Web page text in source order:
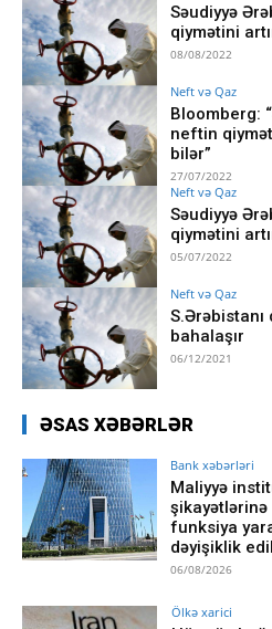
Səudiyyə
qiymətini
08/08/2022
Neft və Qaz
Bloomberg:
neftin
bilər”
27/07/2022
Neft və Qaz
Səudiyyə
qiymətini
05/07/2022
Neft və Qaz
S.Ərəbistanı
bahalaşır
06/12/2021
ƏSAS XƏBƏRLƏR
Bank xəbərləri
Maliyyə
şikayətlərinə
funksiya
dəyişiklik
06/08/2026
Ölkə xarici